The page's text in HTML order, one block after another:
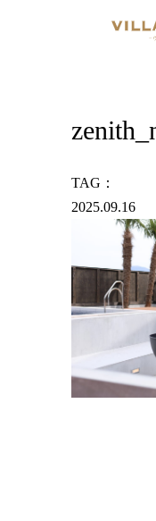
TAG：
2025.09.16